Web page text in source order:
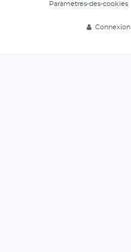
Parametres-des-cookies
Connexion